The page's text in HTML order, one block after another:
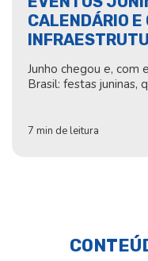
CALENDÁRIO
Junho chegou e, com
Brasil: festas juninas,
7 min de leitura